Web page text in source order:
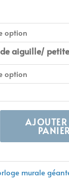
aiguille/
PANIER
murale